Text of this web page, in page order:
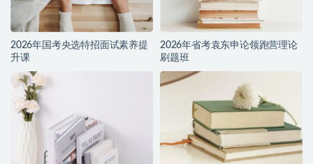
2026年国考央选特招面试素养提
升课
2026年省考袁东申论领跑营理论
刷题班